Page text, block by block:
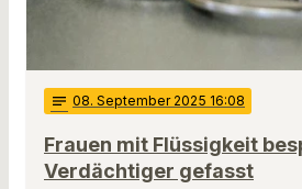
notes 08. September 2025 16:08
Frauen mit Flüssigkeit
Verdächtiger gefasst